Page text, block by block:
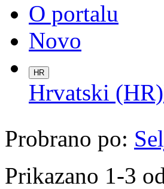
O portalu
Novo
HR
Hrvatski (HR)
Probrano po:
Prikazano 1-3